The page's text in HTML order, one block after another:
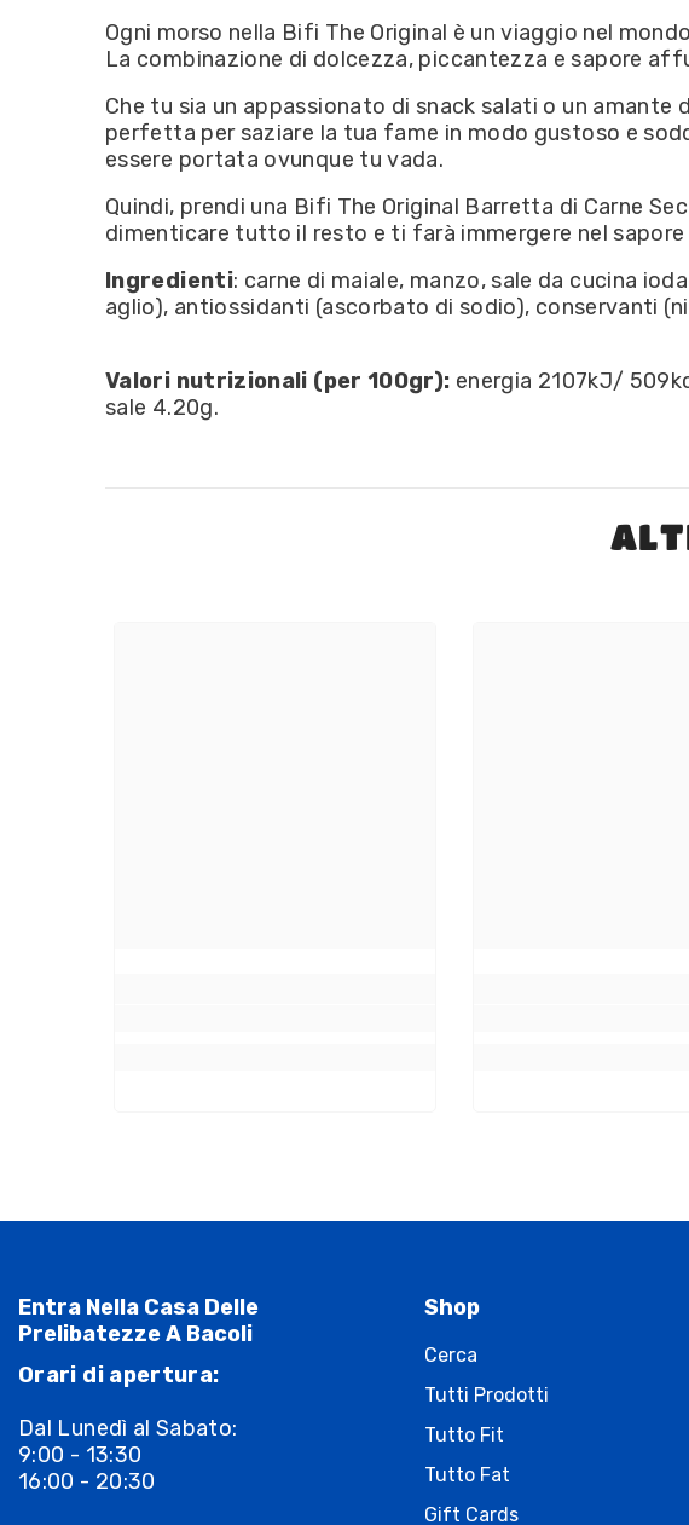
Ogni morso nella Bifi The Original è un viaggio nel
La combinazione di dolcezza, piccantezza e sapore
Che tu sia un appassionato di snack salati o un
perfetta per saziare la tua fame in modo gustoso e
essere portata ovunque tu vada.
Quindi, prendi una Bifi The Original Barretta di Carne
dimenticare tutto il resto e ti farà immergere nel
Ingredienti: carne di maiale, manzo, sale da cucina
aglio), antiossidanti (ascorbato di sodio), conservanti
Valori nutrizionali (per 100gr): energia 2107kJ/
sale 4.20g.
Entra Nella Casa Delle
Prelibatezze A Bacoli
Orari di apertura:
Dal Lunedì al Sabato:
9:00 - 13:30
16:00 - 20:30
Shop
Cerca
Tutti Prodotti
Tutto Fit
Tutto Fat
Gift Cards